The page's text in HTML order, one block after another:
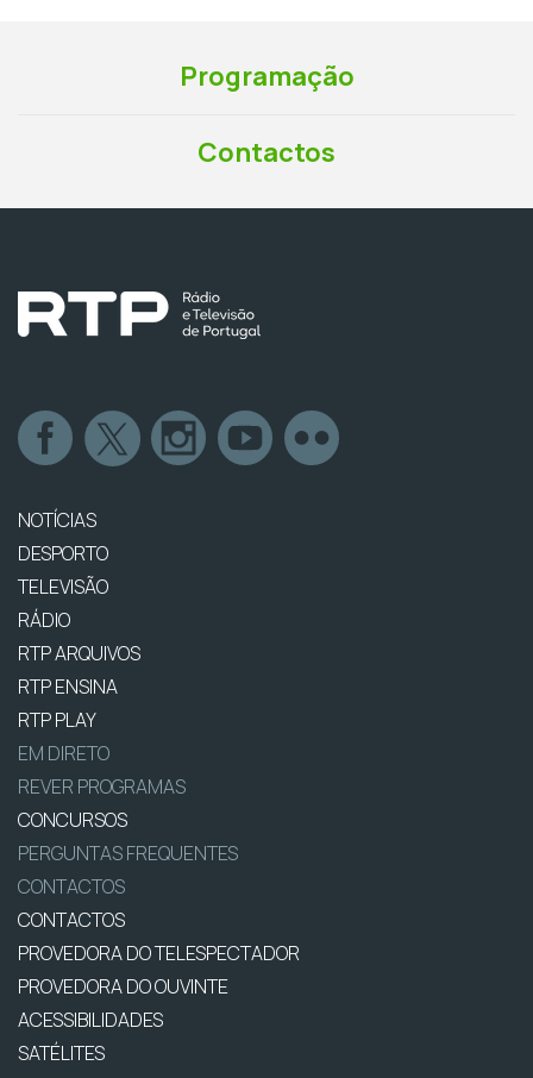
Programação
Contactos
NOTÍCIAS
DESPORTO
TELEVISÃO
RÁDIO
RTP ARQUIVOS
RTP ENSINA
RTP PLAY
EM DIRETO
REVER PROGRAMAS
CONCURSOS
PERGUNTAS FREQUENTES
CONTACTOS
CONTACTOS
PROVEDORA DO TELESPECTADOR
PROVEDORA DO OUVINTE
ACESSIBILIDADES
SATÉLITES